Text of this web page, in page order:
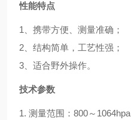
性能特点
1、 携带方便、测量准确；
2 、结构简单，工艺性强；
3 、适合野外操作。
技术参数
1. 测量范围： 800～ 1064hpa